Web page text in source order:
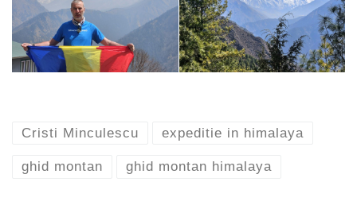
Cristi Minculescu expeditie in himalaya
ghid montan ghid montan himalaya